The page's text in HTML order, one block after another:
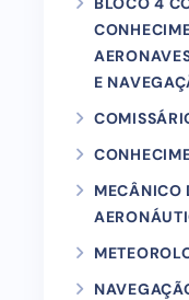
E
MECÂNICO